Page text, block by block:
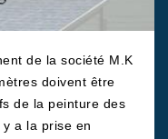
de la société M.K
doivent être
de la peinture des
a la prise en